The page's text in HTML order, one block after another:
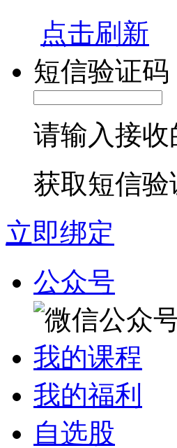
点击刷新
短信验证码
请输入接
获取短信验
立即绑定
公众号
我的课程
我的福利
自选股